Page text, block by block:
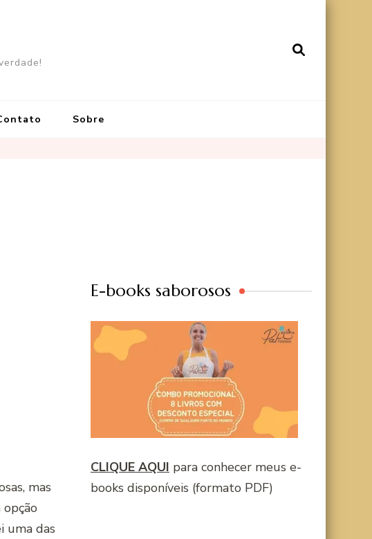
Sobre
mas
uma das
E-books saborosos
CLIQUE AQUI para conhecer meus e-
books disponíveis (formato PDF)